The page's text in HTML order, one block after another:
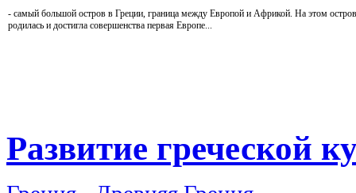
- самый большой остров в Греции, граница между Европой и Африкой. На этом
родилась и достигла совершенства первая Европе...
Развитие греческой